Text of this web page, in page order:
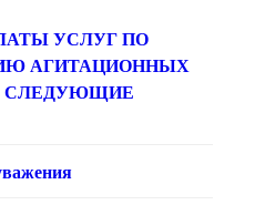
УСЛУГ ПО
АГИТАЦИОННЫХ
СЛЕДУЮЩИЕ